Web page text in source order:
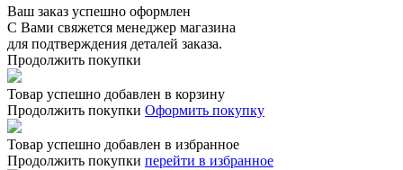
Ваш заказ успешно оформлен
С Вами свяжется менеджер магазина
для подтверждения деталей заказа.
Продолжить покупки
Товар успешно добавлен в корзину
Продолжить покупки Оформить покупку
Товар успешно добавлен в избранное
Продолжить покупки перейти в избранное